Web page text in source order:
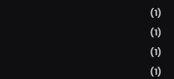
(1)
(1)
(1)
(1)